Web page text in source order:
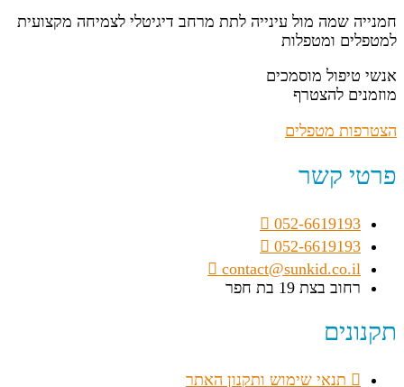
חמנייה שמה מול עינייה לתת מרחב דיגיטלי לצמיחה מקצועית
למטפלים ומטפלות
אנשי טיפול מוסמכים
מוזמנים להצטרף
הצטרפות מטפלים
פרטי קשר
052-6619193
052-6619193
contact@sunkid.co.il
רחוב בצת 19 בת חפר
תקנונים
תנאי שימוש ותקנון האתר